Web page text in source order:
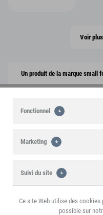
Voir
Un produit de la marque small
Téléchargements
Fonctionnel
Marketing
Suivi du site
Personnalisation
Ce site Web utilise des
possible sur